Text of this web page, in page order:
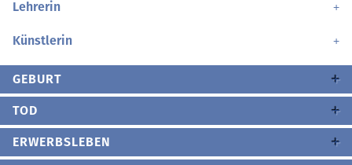
Lehrerin
Künstlerin
GEBURT
TOD
ERWERBSLEBEN